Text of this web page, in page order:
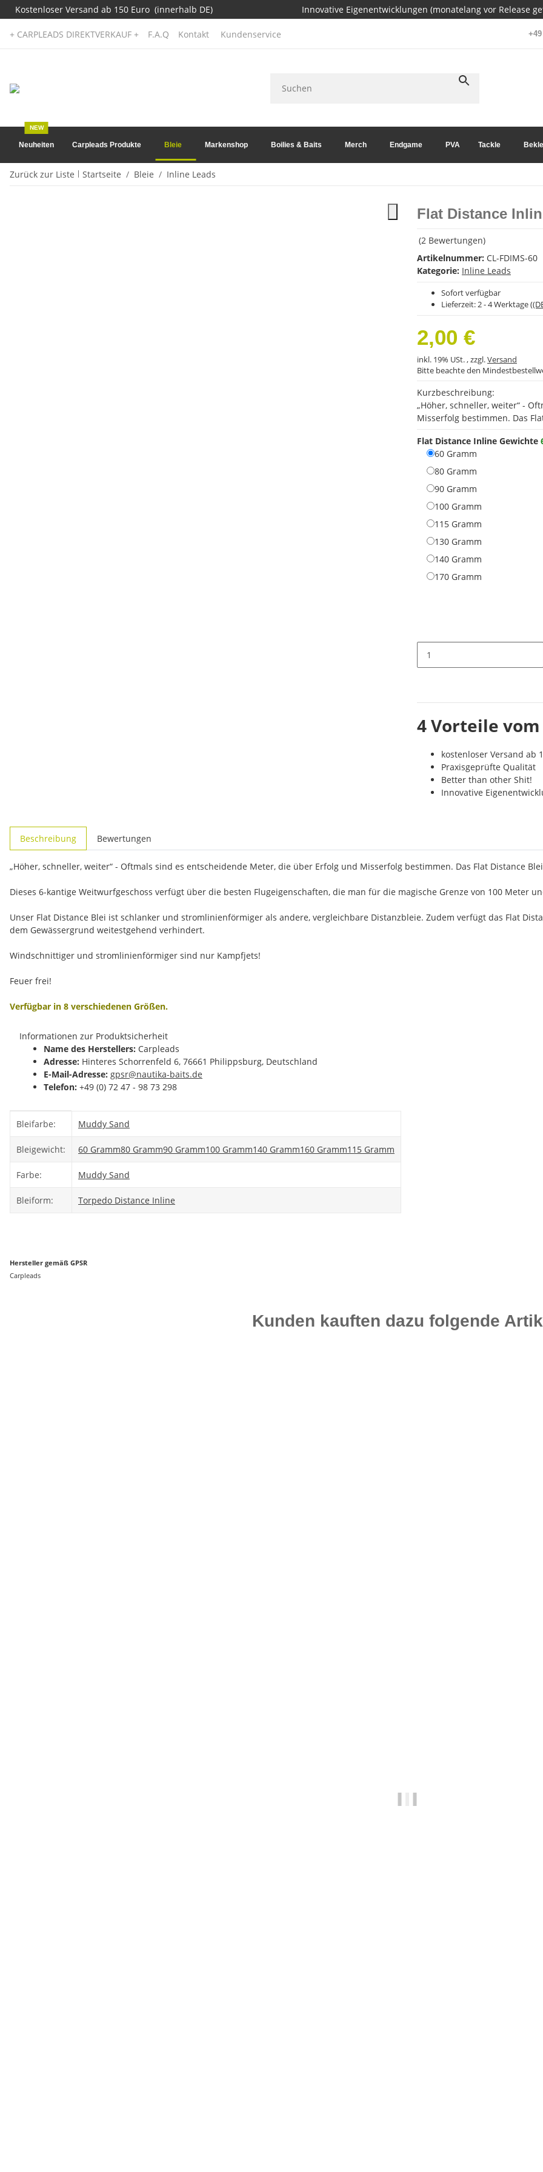
Kostenloser Versand ab 150 Euro (innerhalb DE) Innovative Eigenentwicklungen (monatelang vor Release
+ CARPLEADS DIREKTVERKAUF + F.A.Q Kontakt Kundenservice
Neuheiten
NEW
Carpleads Produkte Bleie Markenshop Boilies & Baits Merch Endgame PVA Tackle
Zurück zur Liste Startseite Bleie Inline Leads
Flat Distance
(2 Bewertungen)
Artikelnummer: CL-FDIMS-60
Kategorie: Inline Leads
Sofort verfügbar
Lieferzeit: 2 - 4 Werktage
2,00 €
inkl. 19% USt. , zzgl.Versand
Bitte beachte den
Kurzbeschreibung:
„Höher, schneller, weiter“ -
Misserfolg bestimmen. Das
Flat Distance Inline Gewichte
60 Gramm
80 Gramm
90 Gramm
100 Gramm
115 Gramm
130 Gramm
140 Gramm
170 Gramm
4 Vorteile
kostenloser Versand ab
Praxisgeprüfte Qualität
Better than other Shit!
Innovative
Beschreibung Bewertungen
„Höher, schneller, weiter“ - Oftmals sind es entscheidende Meter, die über Erfolg und Misserfolg bestimmen. Das Flat Distance
Dieses 6-kantige Weitwurfgeschoss verfügt über die besten Flugeigenschaften, die man für die magische Grenze von 100 Meter
Unser Flat Distance Blei ist schlanker und stromlinienförmiger als andere, vergleichbare Distanzbleie. Zudem verfügt das Flat
dem Gewässergrund weitestgehend verhindert.
Windschnittiger und stromlinienförmiger sind nur Kampfjets!
Feuer frei!
Verfügbar in 8 verschiedenen Größen.
Informationen zur Produktsicherheit
Name des Herstellers: Carpleads
Adresse: Hinteres Schorrenfeld 6, 76661 Philippsburg, Deutschland
E-Mail-Adresse: gpsr@nautika-baits.de
Telefon: +49 (0) 72 47 - 98 73 298
Bleifarbe: Muddy Sand
Bleigewicht: 60 Gramm80 Gramm90 Gramm100 Gramm140 Gramm160 Gramm115 Gramm
Farbe: Muddy Sand
Bleiform: Torpedo Distance Inline
Hersteller gemäß GPSR
Carpleads
Kunden kauften dazu folgende